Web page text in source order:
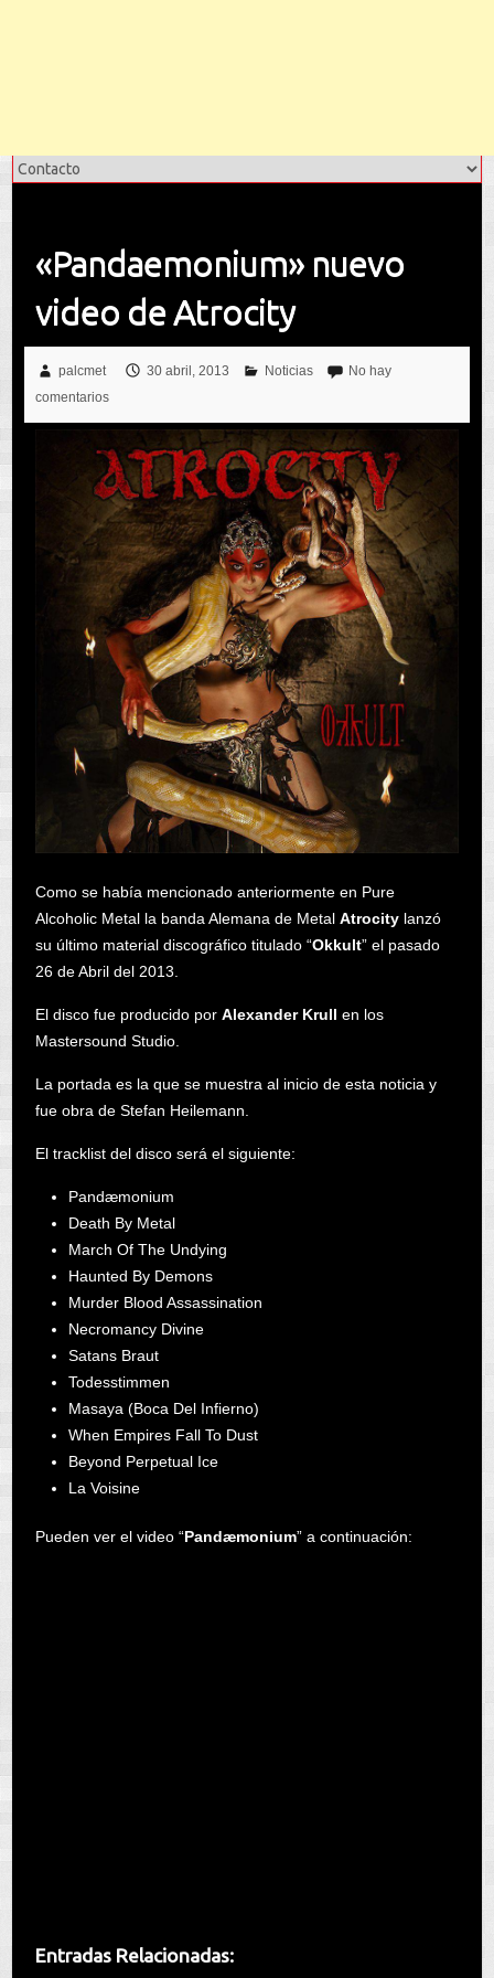
«Pandaemonium» nuevo
video de Atrocity
palcmet 30 abril, 2013 Noticias
No hay
comentarios
Como se había mencionado anteriormente en Pure
Alcoholic Metal la banda Alemana de Metal Atrocitylanzó
su último material discográfico titulado “Okkult” el pasado
26 de Abril del 2013.
El disco fue producido por Alexander Krull en los
Mastersound Studio.
La portada es la que se muestra al inicio de esta noticia y
fue obra de Stefan Heilemann.
El tracklist del disco será el siguiente:
Pandæmonium
Death By Metal
March Of The Undying
Haunted By Demons
Murder Blood Assassination
Necromancy Divine
Satans Braut
Todesstimmen
Masaya (Boca Del Infierno)
When Empires Fall To Dust
Beyond Perpetual Ice
La Voisine
Pueden ver el video “Pandæmonium” a continuación:
Entradas Relacionadas: